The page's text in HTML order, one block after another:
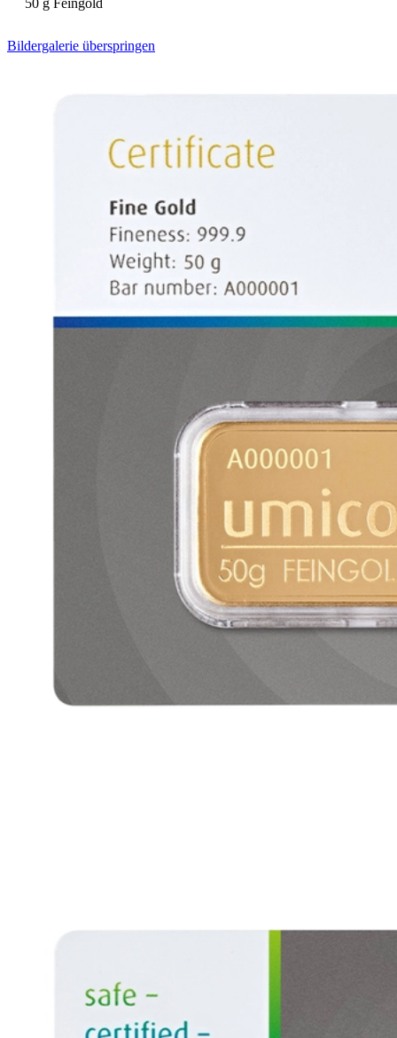
50 g Feingold
Bildergalerie überspringen